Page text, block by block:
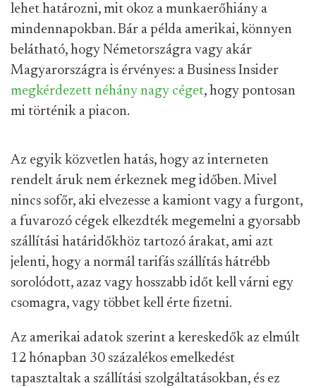
lehet határozni, mit okoz a munkaerőhiány a
mindennapokban. Bár a példa amerikai, könnyen
belátható, hogy Németországra vagy akár
Magyarországra is érvényes: a Business Insider
megkérdezett néhány nagy céget, hogy pontosan
mi történik a piacon.
Az egyik közvetlen hatás, hogy az interneten
rendelt áruk nem érkeznek meg időben. Mivel
nincs sofőr, aki elvezesse a kamiont vagy a furgont,
a fuvarozó cégek elkezdték megemelni a gyorsabb
szállítási határidőkhöz tartozó árakat, ami azt
jelenti, hogy a normál tarifás szállítás hátrébb
sorolódott, azaz vagy hosszabb időt kell várni egy
csomagra, vagy többet kell érte fizetni.
Az amerikai adatok szerint a kereskedők az elmúlt
12 hónapban 30 százalékos emelkedést
tapasztaltak a szállítási szolgáltatásokban, és ez